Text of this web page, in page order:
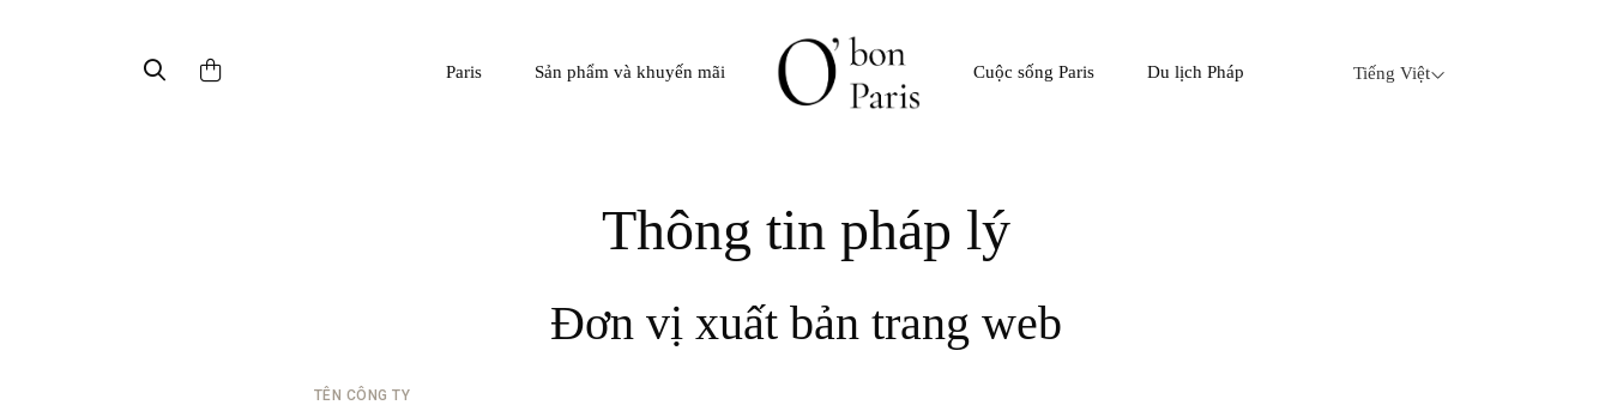
Paris Sản phẩm và khuyến mãi Cuộc sống Paris Du lịch Pháp Tiếng Việt
Thông tin pháp lý
Đơn vị xuất bản trang web
TÊN CÔNG TY